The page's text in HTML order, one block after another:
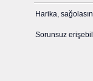
Harika,
Sorunsuz